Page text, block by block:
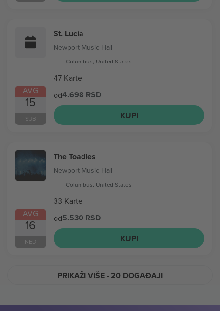
AVG
15
SUB
St. Lucia
Newport Music Hall
Columbus, United States
47 Karte
od4.698 RSD
KUPI
AVG
16
NED
The Toadies
Newport Music Hall
Columbus, United States
33 Karte
od5.530 RSD
KUPI
PRIKAŽI VIŠE- 20 DOGAĐAJI